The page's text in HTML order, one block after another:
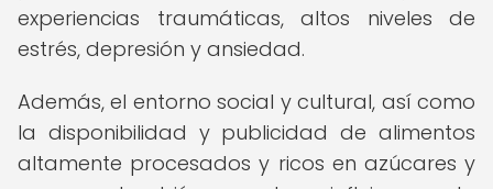
experiencias traumáticas, altos niveles de
estrés, depresión y ansiedad.
Además, el entorno social y cultural, así como
la disponibilidad y publicidad de alimentos
altamente procesados y ricos en azúcares y